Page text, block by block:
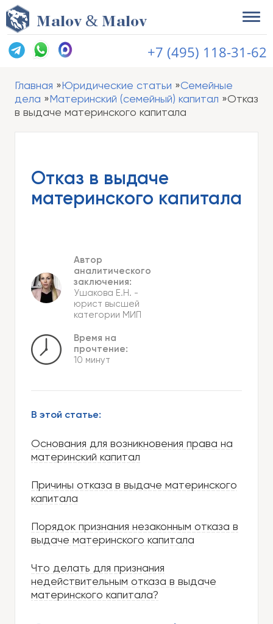
Malov & Malov
+7 (495) 118-31-62
Главная Юридические статьи
Семейные
дела
Материнский (семейный) капитал
Отказ
в выдаче материнского капитала
Отказ в выдаче
материнского капитала
Автор
аналитического
заключения:
Ушакова Е.Н. -
юрист высшей
категории МИП
Время на
прочтение:
10 минут
В этой статье:
Основания для возникновения права на
материнский капитал
Причины отказа в выдаче материнского
капитала
Порядок признания незаконным отказа в
выдаче материнского капитала
Что делать для признания
недействительным отказа в выдаче
материнского капитала?